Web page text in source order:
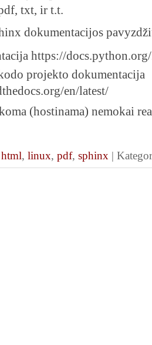
txt, ir t.t.
dokumentacijos
https://
projekto dokumentacija
en/latest/
(hostinama) nemokai
html, linux, pdf, sphinx |